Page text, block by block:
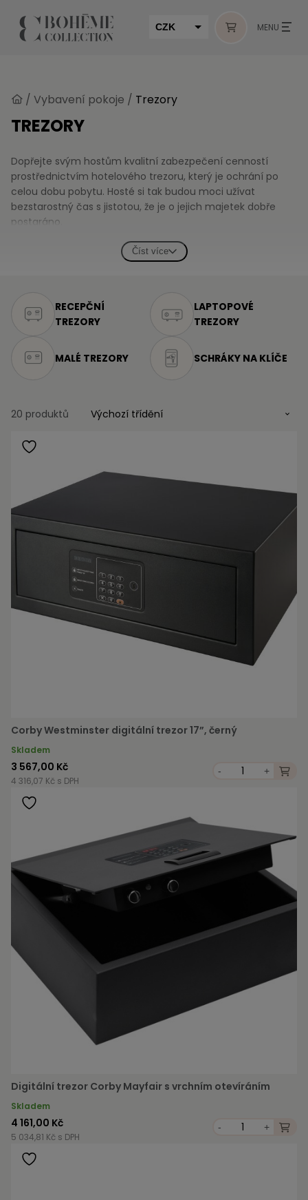
CZK
MUR
MENU
/ Vybavení pokoje / Trezory
TREZORY
Dopřejte svým hostům kvalitní zabezpečení cenností
prostřednictvím hotelového trezoru, který je ochrání po
celou dobu pobytu. Hosté si tak budou moci užívat
bezstarostný čas s jistotou, že je o jejich majetek dobře
postaráno.
V nabídce hotelových trezorů Bohéme Collection najdete
kvalitní a spolehlivé produkty renomovaných značek –
Číst více
RECEPČNÍ
TREZORY
LAPTOPOVÉ
TREZORY
MALÉ TREZORY SCHRÁKY NA KLÍČE
20 produktů
Corby Westminster digitální trezor 17”, černý
Skladem
3 567,00 Kč
4 316,07 Kč s DPH
- +
Digitální trezor Corby Mayfair s vrchním otevíráním
Skladem
4 161,00 Kč
5 034,81 Kč s DPH
- +